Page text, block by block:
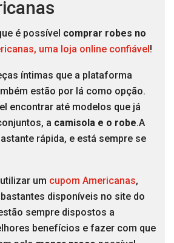
é possível comprar robes no
uma loja online confiável!
íntimas que a plataforma
estão por lá como opção.
encontrar até modelos que já
a camisola e o robe.A
rápida, e está sempre se
um cupom Americanas,
disponíveis no site do
sempre dispostos a
benefícios e fazer com que